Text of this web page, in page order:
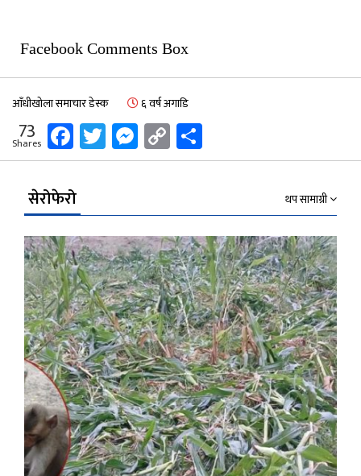
Facebook Comments Box
आँधीखोला समाचार डेस्क ६ वर्ष अगाडि
73
Shares Facebook
Twitter
Messenger
Copy
Link
सेरोफेरो थप सामाग्री